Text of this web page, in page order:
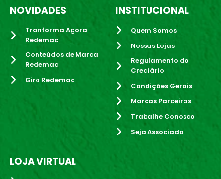
NOVIDADES
Tranforma Agora
Redemac
Conteúdos de Marca
Redemac
Giro Redemac
INSTITUCIONAL
Quem Somos
Nossas Lojas
Regulamento do
Crediário
Condições Gerais
Marcas Parceiras
Trabalhe Conosco
Seja Associado
LOJA VIRTUAL